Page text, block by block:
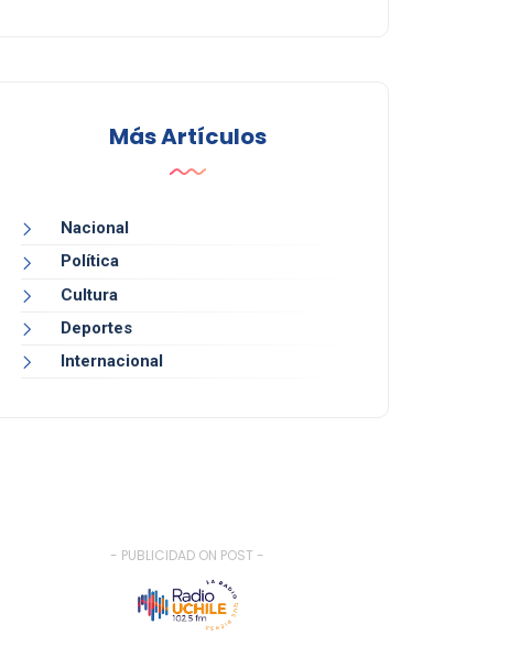
Más Artículos
Nacional
Política
Cultura
Deportes
Internacional
- PUBLICIDAD ON POST -